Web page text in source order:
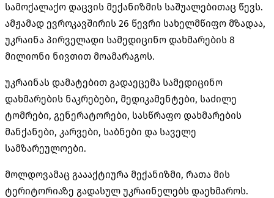
სამოქალაქო დაცვის მექანიზმის საშუალებითაც წევს.
ამჟამად ევროკავშირის 26 წევრი სახელმწიფო მზადაა,
უკრაინა პირველადი სამედიცინო დახმარების 8
მილიონი ნივთით მოამარაგოს.
უკრაინას დამატებით გადაეცემა სამედიცინო
დახმარების ნაკრებები, მედიკამენტები, საძილე
ტომრები, გენერატორები, სასწრაფო დახმარების
მანქანები, კარვები, საბნები და საველე
სამზარეულოები.
მოლდოვამაც გაააქტიურა მექანიზმი, რათა მის
ტერიტორიაზე გადასულ უკრაინელებს დაეხმაროს.